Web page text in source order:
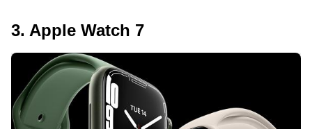
3. Apple Watch 7